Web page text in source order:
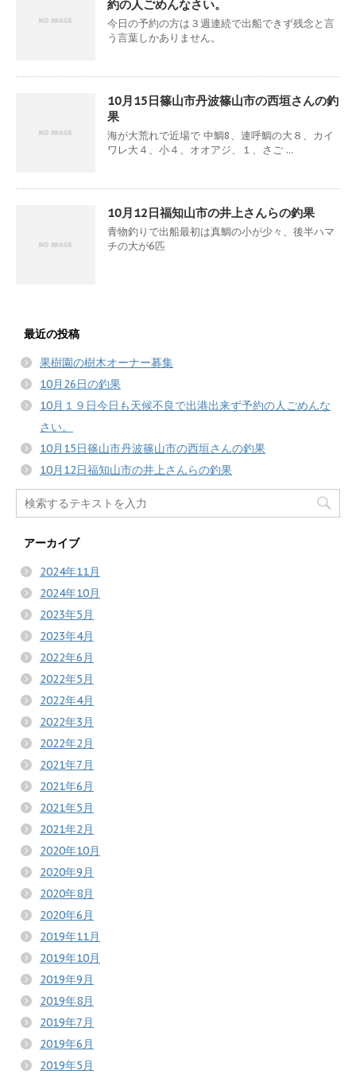
約の人ごめんなさい。
今日の予約の方は３週連続で出船できず残念と言
う言葉しかありません。
10月15日篠山市丹波篠山市の西垣さんの釣
果
海が大荒れで近場で 中鯛8、連呼鯛の大８、カイ
ワレ大４、小４、オオアジ、１、さご ...
10月12日福知山市の井上さんらの釣果
青物釣りで出船最初は真鯛の小が少々、後半ハマ
チの大が6匹
最近の投稿
果樹園の樹木オーナー募集
10月26日の釣果
10月１９日今日も天候不良で出港出来ず予約の人ごめんな
さい。
10月15日篠山市丹波篠山市の西垣さんの釣果
10月12日福知山市の井上さんらの釣果
アーカイブ
2024年11月
2024年10月
2023年5月
2023年4月
2022年6月
2022年5月
2022年4月
2022年3月
2022年2月
2021年7月
2021年6月
2021年5月
2021年2月
2020年10月
2020年9月
2020年8月
2020年6月
2019年11月
2019年10月
2019年9月
2019年8月
2019年7月
2019年6月
2019年5月